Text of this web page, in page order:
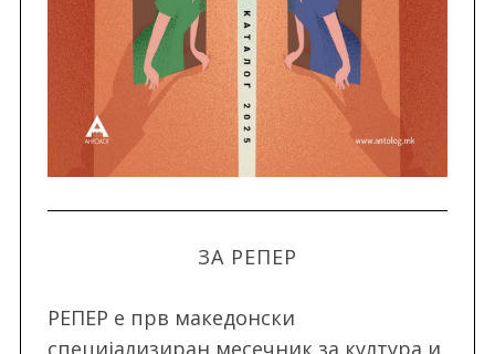
ЗА РЕПЕР
РЕПЕР e прв македонски
специјализиран месечник за култура и